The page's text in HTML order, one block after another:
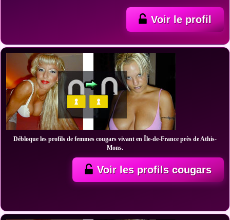
Voir le profil
Débloque les profils de femmes cougars vivant en Île-de-France près de Athis-
Mons.
Voir les profils cougars